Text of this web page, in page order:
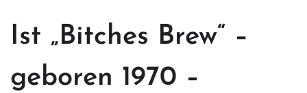
Ist „Bitches Brew“ –
geboren 1970 –